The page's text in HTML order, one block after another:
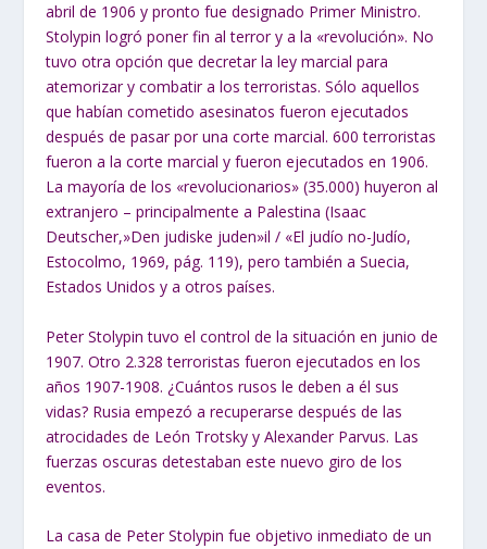
abril de 1906 y pronto fue designado Primer Ministro.
Stolypin logró poner fin al terror y a la «revolución». No
tuvo otra opción que decretar la ley marcial para
atemorizar y combatir a los terroristas. Sólo aquellos
que habían cometido asesinatos fueron ejecutados
después de pasar por una corte marcial. 600 terroristas
fueron a la corte marcial y fueron ejecutados en 1906.
La mayoría de los «revolucionarios» (35.000) huyeron al
extranjero – principalmente a Palestina (Isaac
Deutscher,»Den judiske juden»il / «El judío no-Judío,
Estocolmo, 1969, pág. 119), pero también a Suecia,
Estados Unidos y a otros países.
Peter Stolypin tuvo el control de la situación en junio de
1907. Otro 2.328 terroristas fueron ejecutados en los
años 1907-1908. ¿Cuántos rusos le deben a él sus
vidas? Rusia empezó a recuperarse después de las
atrocidades de León Trotsky y Alexander Parvus. Las
fuerzas oscuras detestaban este nuevo giro de los
eventos.
La casa de Peter Stolypin fue objetivo inmediato de un